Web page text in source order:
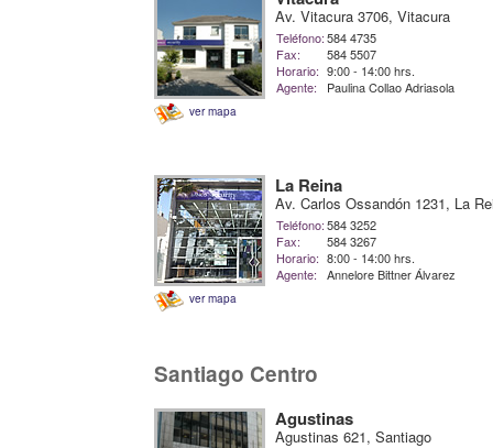
ver mapa
Av. Vitacura 3706, Vitacura
Teléfono:584 4735
Fax:
584 5507
Horario: 9:00 - 14:00 hrs.
Agente:
Paulina Collao Adriasola
ver mapa
La Reina
Av. Carlos Ossandón 1231, La
Teléfono:584 3252
Fax:
584 3267
Horario: 8:00 - 14:00 hrs.
Agente:
Annelore Bittner Álvarez
Santiago Centro
Agustinas
Agustinas 621, Santiago